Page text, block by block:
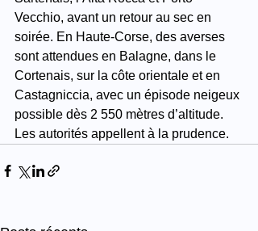
Vecchio, avant un retour au sec en
soirée. En Haute-Corse, des averses
sont attendues en Balagne, dans le
Cortenais, sur la côte orientale et en
Castagniccia, avec un épisode neigeux
possible dès 2 550 mètres d’altitude.
Les autorités appellent à la prudence.